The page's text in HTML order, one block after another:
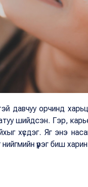
давчуу орчинд
шийдсэн. Гэр,
хүсдэг. Яг энэ
үүрэг биш